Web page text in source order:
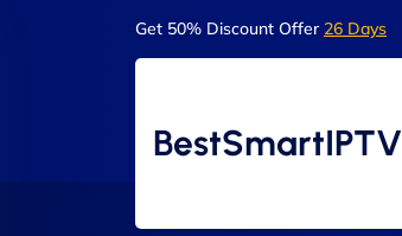
Get 50% Discount Offer 26 Days
BestSmartIPTV